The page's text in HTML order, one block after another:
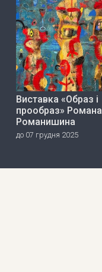
Виставка «Образ і
прообраз» Романа
Романишина
до 07 грудня 2025